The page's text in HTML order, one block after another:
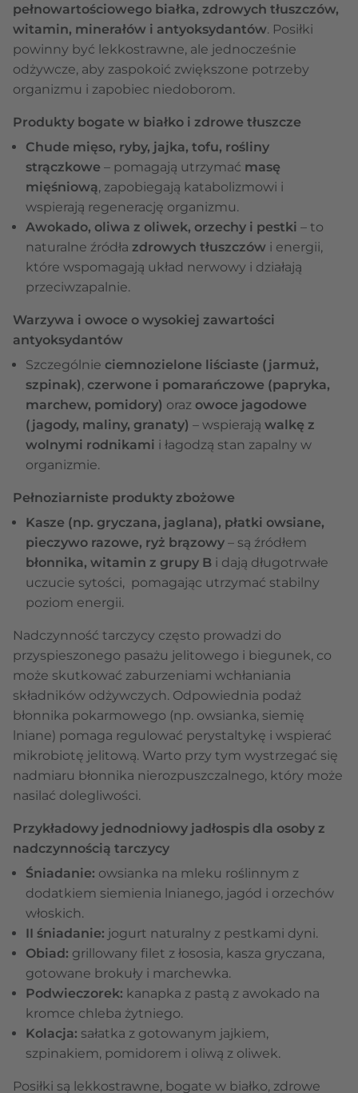
pełnowartościowego białka, zdrowych tłuszczów,
witamin, minerałów i antyoksydantów. Posiłki
powinny być lekkostrawne, ale jednocześnie
odżywcze, aby zaspokoić zwiększone potrzeby
organizmu i zapobiec niedoborom.
Produkty bogate w białko i zdrowe tłuszcze
Chude mięso, ryby, jajka, tofu, rośliny
strączkowe – pomagają utrzymać masę
mięśniową, zapobiegają katabolizmowi i
wspierają regenerację organizmu.
Awokado, oliwa z oliwek, orzechy i pestki – to
naturalne źródła zdrowych tłuszczów i energii,
które wspomagają układ nerwowy i działają
przeciwzapalnie.
Warzywa i owoce o wysokiej zawartości
antyoksydantów
Szczególnie ciemnozielone liściaste (jarmuż,
szpinak), czerwone i pomarańczowe (papryka,
marchew, pomidory) oraz owoce jagodowe
(jagody, maliny, granaty) – wspierają walkę z
wolnymi rodnikami i łagodzą stan zapalny w
organizmie.
Pełnoziarniste produkty zbożowe
Kasze (np. gryczana, jaglana), płatki owsiane,
pieczywo razowe, ryż brązowy – są źródłem
błonnika, witamin z grupy B i dają długotrwałe
uczucie sytości, pomagając utrzymać stabilny
poziom energii.
Nadczynność tarczycy często prowadzi do
przyspieszonego pasażu jelitowego i biegunek, co
może skutkować zaburzeniami wchłaniania
składników odżywczych. Odpowiednia podaż
błonnika pokarmowego (np. owsianka, siemię
lniane) pomaga regulować perystaltykę i wspierać
mikrobiotę jelitową. Warto przy tym wystrzegać się
nadmiaru błonnika nierozpuszczalnego, który może
nasilać dolegliwości.
Przykładowy jednodniowy jadłospis dla osoby z
nadczynnością tarczycy
Śniadanie: owsianka na mleku roślinnym z
dodatkiem siemienia lnianego, jagód i orzechów
włoskich.
II śniadanie: jogurt naturalny z pestkami dyni.
Obiad: grillowany filet z łososia, kasza gryczana,
gotowane brokuły i marchewka.
Podwieczorek: kanapka z pastą z awokado na
kromce chleba żytniego.
Kolacja: sałatka z gotowanym jajkiem,
szpinakiem, pomidorem i oliwą z oliwek.
Posiłki są lekkostrawne, bogate w białko, zdrowe